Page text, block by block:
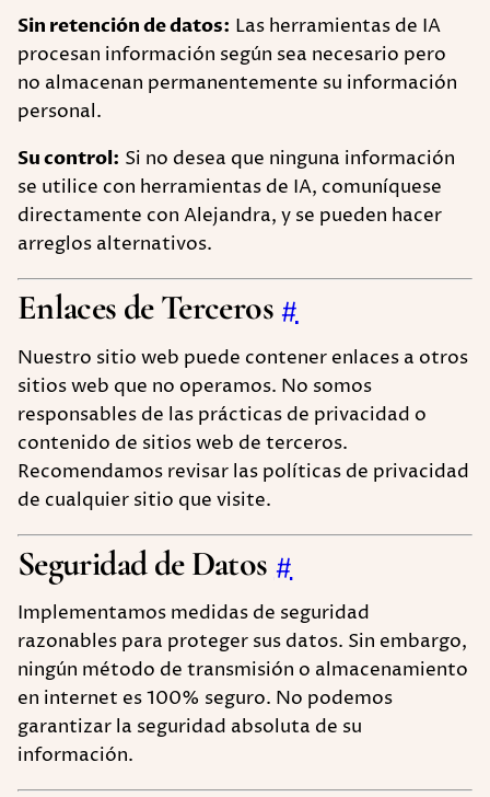
Sin retención de datos: Las herramientas de IA
procesan información según sea necesario pero
no almacenan permanentemente su información
personal.
Su control: Si no desea que ninguna información
se utilice con herramientas de IA, comuníquese
directamente con Alejandra, y se pueden hacer
arreglos alternativos.
Enlaces de Terceros#
Nuestro sitio web puede contener enlaces a otros
sitios web que no operamos. No somos
responsables de las prácticas de privacidad o
contenido de sitios web de terceros.
Recomendamos revisar las políticas de privacidad
de cualquier sitio que visite.
Seguridad de Datos #
Implementamos medidas de seguridad
razonables para proteger sus datos. Sin embargo,
ningún método de transmisión o almacenamiento
en internet es 100% seguro. No podemos
garantizar la seguridad absoluta de su
información.